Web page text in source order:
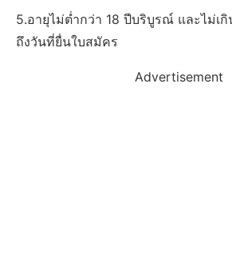
5.อายุไม่ต่ำกว่า 18 ปีบริบูรณ์ และไม่เ
ถึงวันที่ยื่นใบสมัคร
Advertisement